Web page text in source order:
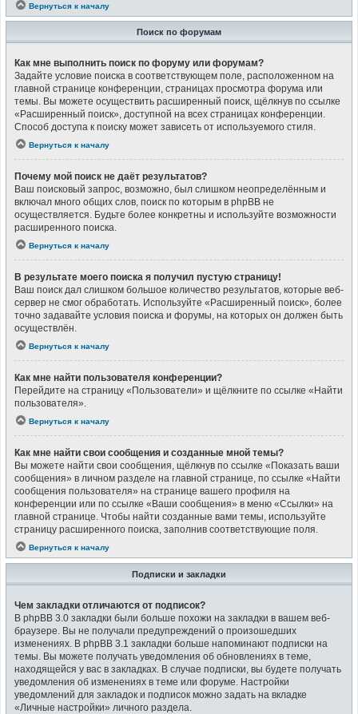
Вернуться к началу
Поиск по форумам
Как мне выполнить поиск по форуму или форумам?
Задайте условие поиска в соответствующем поле, расположенном на
главной странице конференции, страницах просмотра форума или
темы. Вы можете осуществить расширенный поиск, щёлкнув по ссылке
«Расширенный поиск», доступной на всех страницах конференции.
Способ доступа к поиску может зависеть от используемого стиля.
Вернуться к началу
Почему мой поиск не даёт результатов?
Ваш поисковый запрос, возможно, был слишком неопределённым и
включал много общих слов, поиск по которым в phpBB не
осуществляется. Будьте более конкретны и используйте возможности
расширенного поиска.
Вернуться к началу
В результате моего поиска я получил пустую страницу!
Ваш поиск дал слишком большое количество результатов, которые веб-
сервер не смог обработать. Используйте «Расширенный поиск», более
точно задавайте условия поиска и форумы, на которых он должен быть
осуществлён.
Вернуться к началу
Как мне найти пользователя конференции?
Перейдите на страницу «Пользователи» и щёлкните по ссылке «Найти
пользователя».
Вернуться к началу
Как мне найти свои сообщения и созданные мной темы?
Вы можете найти свои сообщения, щёлкнув по ссылке «Показать ваши
сообщения» в личном разделе на главной странице, по ссылке «Найти
сообщения пользователя» на странице вашего профиля на
конференции или по ссылке «Ваши сообщения» в меню «Ссылки» на
главной странице. Чтобы найти созданные вами темы, используйте
страницу расширенного поиска, заполнив соответствующие поля.
Вернуться к началу
Подписки и закладки
Чем закладки отличаются от подписок?
В phpBB 3.0 закладки были больше похожи на закладки в вашем веб-
браузере. Вы не получали предупреждений о произошедших
изменениях. В phpBB 3.1 закладки больше напоминают подписки на
темы. Вы можете получать уведомления об обновлениях в теме,
находящейся у вас в закладках. В случае подписки, вы будете получать
уведомления об изменениях в теме или форуме. Настройки
уведомлений для закладок и подписок можно задать на вкладке
«Личные настройки» личного раздела.